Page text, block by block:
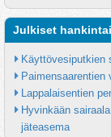
Julkiset
Käyttövesiputkien
Paimensaarentien
Lappalaisentien
Hyvinkään
jäteasema